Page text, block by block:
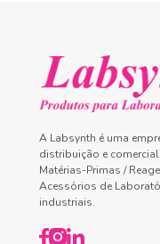
A Labsynth é uma
distribuição e
Matérias-Primas /
Acessórios de
industriais.